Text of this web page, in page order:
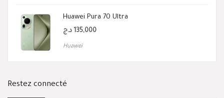
Huawei Pura 70 Ultra
135,000 د.ج
Huawei
Restez connecté